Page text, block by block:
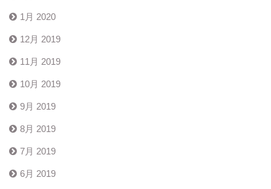
1月 2020
12月 2019
11月 2019
10月 2019
9月 2019
8月 2019
7月 2019
6月 2019